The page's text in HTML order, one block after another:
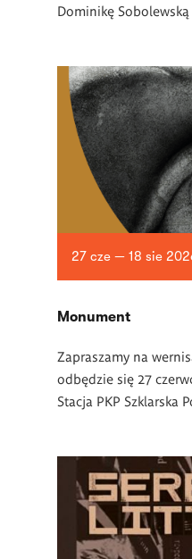
Dominikę
27 cze — 18 sie
Monument
Zapraszamy na
odbędzie się 27
Stacja PKP Szklarska